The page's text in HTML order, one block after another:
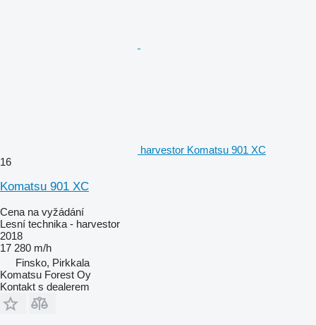
harvestor Komatsu 901 XC
16
Komatsu 901 XC
Cena na vyžádání
Lesní technika - harvestor
2018
17 280 m/h
Finsko, Pirkkala
Komatsu Forest Oy
Kontakt s dealerem